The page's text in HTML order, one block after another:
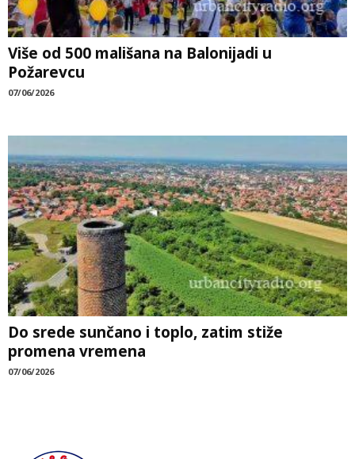
Više od 500 mališana na Balonijadi u
Požarevcu
07/06/2026
Do srede sunčano i toplo, zatim stiže
promena vremena
07/06/2026